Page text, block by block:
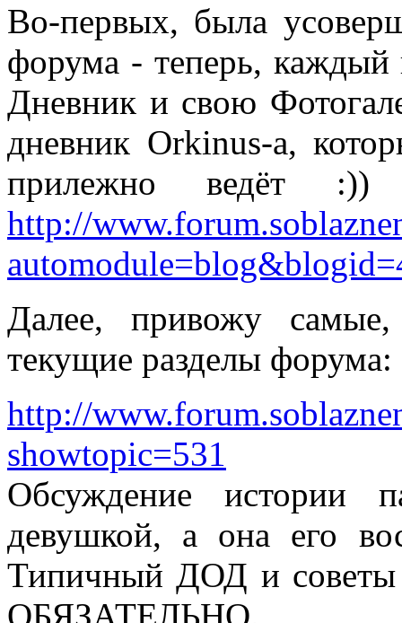
Во-первых, была
форума - теперь, каждый
Дневник и свою
дневник Orkinus-а,
прилежно ведёт
http://
Далее, привожу
текущие разделы форума:
http://
showtopic=531
Обсуждение истории
девушкой, а она его
Типичный ДОД и советы
ОБЯЗАТЕЛЬНО.